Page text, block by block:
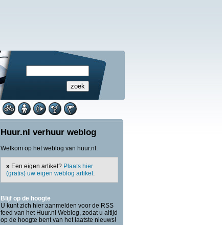
Huur.nl verhuur weblog
Welkom op het weblog van huur.nl.
» Een eigen artikel? Plaats hier
(gratis) uw eigen weblog artikel .
Blijf op de hoogte
U kunt zich hier aanmelden voor de RSS
feed van het Huur.nl Weblog, zodat u altijd
op de hoogte bent van het laatste nieuws!